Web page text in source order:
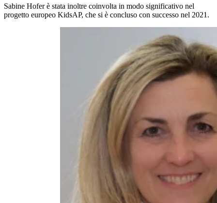
Sabine Hofer è stata inoltre coinvolta in modo significativo nel
progetto europeo KidsAP, che si è concluso con successo nel 2021.